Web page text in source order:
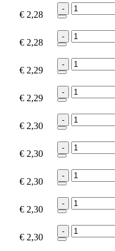
€ 2,28
-
€ 2,28
-
€ 2,29
-
€ 2,29
-
€ 2,30
-
€ 2,30
-
€ 2,30
-
€ 2,30
-
€ 2,30
-